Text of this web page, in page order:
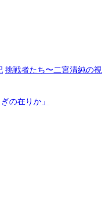
挑戦者たち〜二宮清純の視
の在りか」